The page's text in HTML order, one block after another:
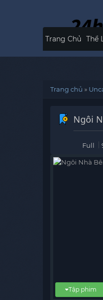
Trang Chủ Thể
Trang chủ »
Ngôi
Full
Tập phim